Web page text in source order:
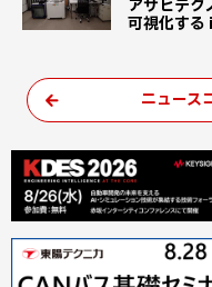
アサヒテク
可視化す
ニュース